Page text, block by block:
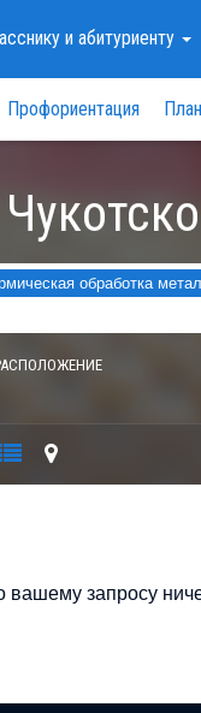
и абитуриенту
Профориентация
обработка
вашему запросу